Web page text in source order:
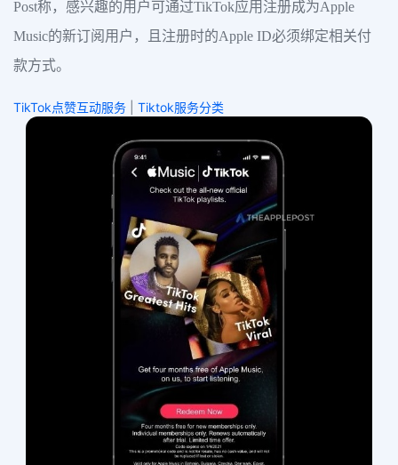
Post称，感兴趣的用户可通过TikTok应用注册成为Apple
Music的新订阅用户，且注册时的Apple ID必须绑定相关付
款方式。
TikTok点赞互动服务 Tiktok服务分类